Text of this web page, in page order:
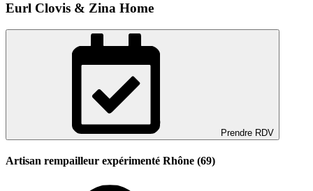
Eurl Clovis & Zina Home
Prendre RDV
Artisan rempailleur expérimenté Rhône (69)